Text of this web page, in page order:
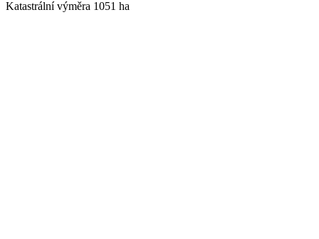
Katastrální výměra 1051 ha